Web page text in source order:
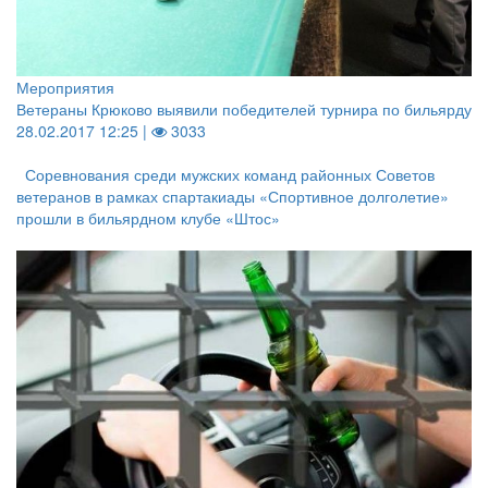
Мероприятия
Ветераны Крюково выявили победителей турнира по бильярду
28.02.2017 12:25 |
3033
Соревнования среди мужских команд районных Советов
ветеранов в рамках спартакиады «Спортивное долголетие»
прошли в бильярдном клубе «Штос»